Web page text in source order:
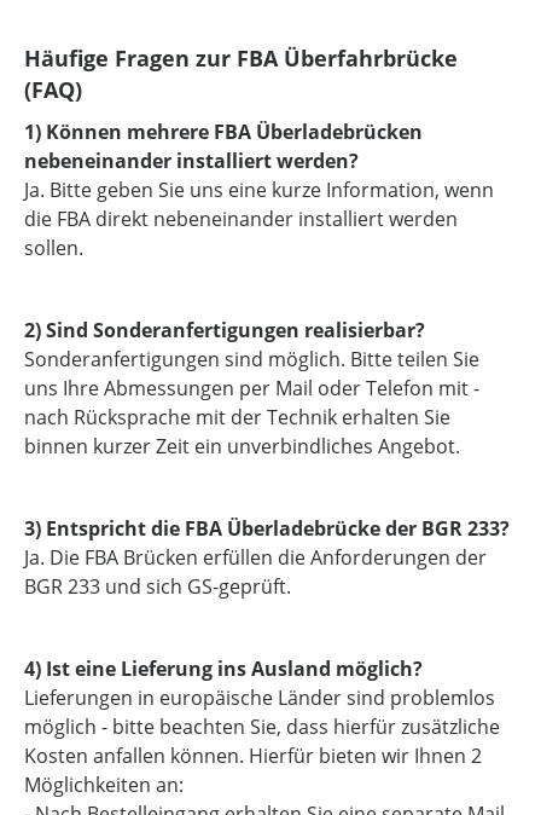
Häufige Fragen zur FBA Überfahrbrücke
(FAQ)
1) Können mehrere FBA Überladebrücken
nebeneinander installiert werden?
Ja. Bitte geben Sie uns eine kurze Information, wenn
die FBA direkt nebeneinander installiert werden
sollen.
2) Sind Sonderanfertigungen realisierbar?
Sonderanfertigungen sind möglich. Bitte teilen Sie
uns Ihre Abmessungen per Mail oder Telefon mit -
nach Rücksprache mit der Technik erhalten Sie
binnen kurzer Zeit ein unverbindliches Angebot.
3) Entspricht die FBA Überladebrücke der BGR 233?
Ja. Die FBA Brücken erfüllen die Anforderungen der
BGR 233 und sich GS-geprüft.
4) Ist eine Lieferung ins Ausland möglich?
Lieferungen in europäische Länder sind problemlos
möglich - bitte beachten Sie, dass hierfür zusätzliche
Kosten anfallen können. Hierfür bieten wir Ihnen 2
Möglichkeiten an: